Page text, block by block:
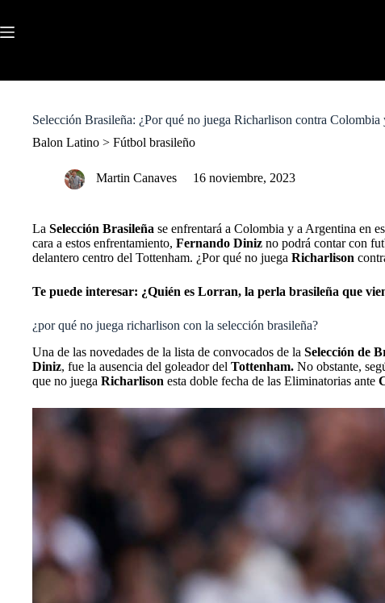
i
o
Selección Brasileña: ¿Por qué no juega Richarlison contra
Balon Latino > Fútbol brasileño
Martin Canaves 16 noviembre, 2023
La Selección Brasileña se enfrentará a Colombia y a Argentina en
cara a estos enfrentamiento, Fernando Diniz no podrá contar con
delantero centro del Tottenham. ¿Por qué no juega Richarlison
Te puede interesar: ¿Quién es Lorran, la perla brasileña que
¿por qué no juega richarlison con la selección brasileña?
Una de las novedades de la lista de convocados de la Selección de
Diniz, fue la ausencia del goleador del Tottenham. No obstante,
que no juega Richarlison esta doble fecha de las Eliminatorias ante